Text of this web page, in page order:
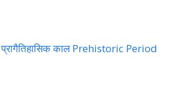
प्रागैतिहासिक काल Prehistoric Period